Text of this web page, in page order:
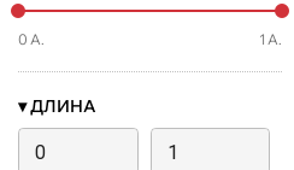
0 А. 1 А.
▾ДЛИНА